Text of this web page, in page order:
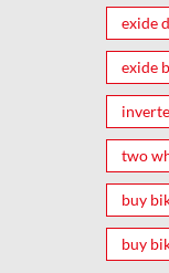
exide
exide
two
buy
buy